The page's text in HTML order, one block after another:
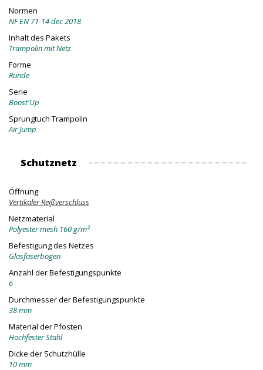
Normen
NF EN 71-14 dec 2018
Inhalt des Pakets
Trampolin mit Netz
Forme
Runde
Serie
Boost'Up
Sprungtuch Trampolin
Air Jump
Schutznetz
Öffnung
Vertikaler Reißverschluss
Netzmaterial
Polyester mesh 160 g/m²
Befestigung des Netzes
Glasfaserbögen
Anzahl der Befestigungspunkte
6
Durchmesser der Befestigungspunkte
38 mm
Material der Pfosten
Hochfester Stahl
Dicke der Schutzhülle
10 mm